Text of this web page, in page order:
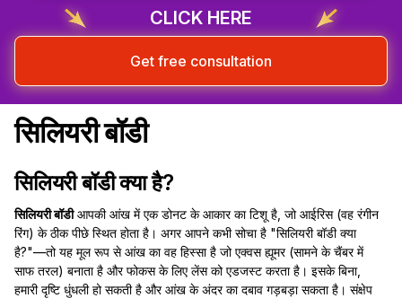
CLICK HERE
Get free consultation
सिलियरी बॉडी
सिलियरी बॉडी क्या है?
सिलियरी बॉडीआपकी आंख में एक डोनट के आकार का टिशू है, जो आईरिस (वह रंगीन
रिंग) के ठीक पीछे स्थित होता है। अगर आपने कभी सोचा है "सिलियरी बॉडी क्या
है?"—तो यह मूल रूप से आंख का वह हिस्सा है जो एक्वस ह्यूमर (सामने के चैंबर में
साफ तरल) बनाता है और फोकस के लिए लेंस को एडजस्ट करता है। इसके बिना,
हमारी दृष्टि धुंधली हो सकती है और आंख के अंदर का दबाव गड़बड़ा सकता है। संक्षेप